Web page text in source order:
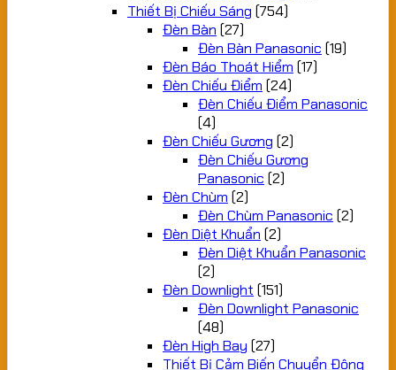
Thiết Bị Chiếu Sáng (754)
Đèn Bàn (27)
Đèn Bàn Panasonic (19)
Đèn Báo Thoát Hiểm (17)
Đèn Chiếu Điểm (24)
Đèn Chiếu Điểm Panasonic
(4)
Đèn Chiếu Gương (2)
Đèn Chiếu Gương
Panasonic (2)
Đèn Chùm (2)
Đèn Chùm Panasonic (2)
Đèn Diệt Khuẩn (2)
Đèn Diệt Khuẩn Panasonic
(2)
Đèn Downlight (151)
Đèn Downlight Panasonic
(48)
Đèn High Bay (27)
Thiết Bị Cảm Biến Chuyển Động